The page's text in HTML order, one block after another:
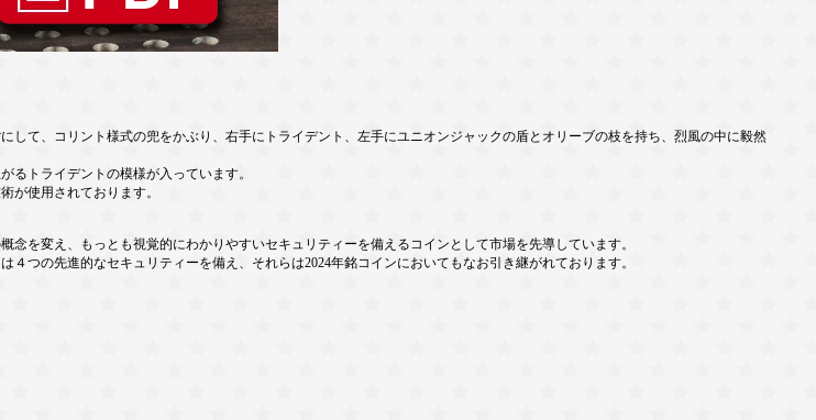
して、コリント様式の兜をかぶり、右手にトライデント、左手にユニオンジャックの盾とオリーブの枝を持ち、烈風の中に毅然
るトライデントの模様が入っています。
が使用されております。
を変え、もっとも視覚的にわかりやすいセキュリティーを備えるコインとして市場を先導しています。
４つの先進的なセキュリティーを備え、それらは2024年銘コインにおいてもなお引き継がれております。